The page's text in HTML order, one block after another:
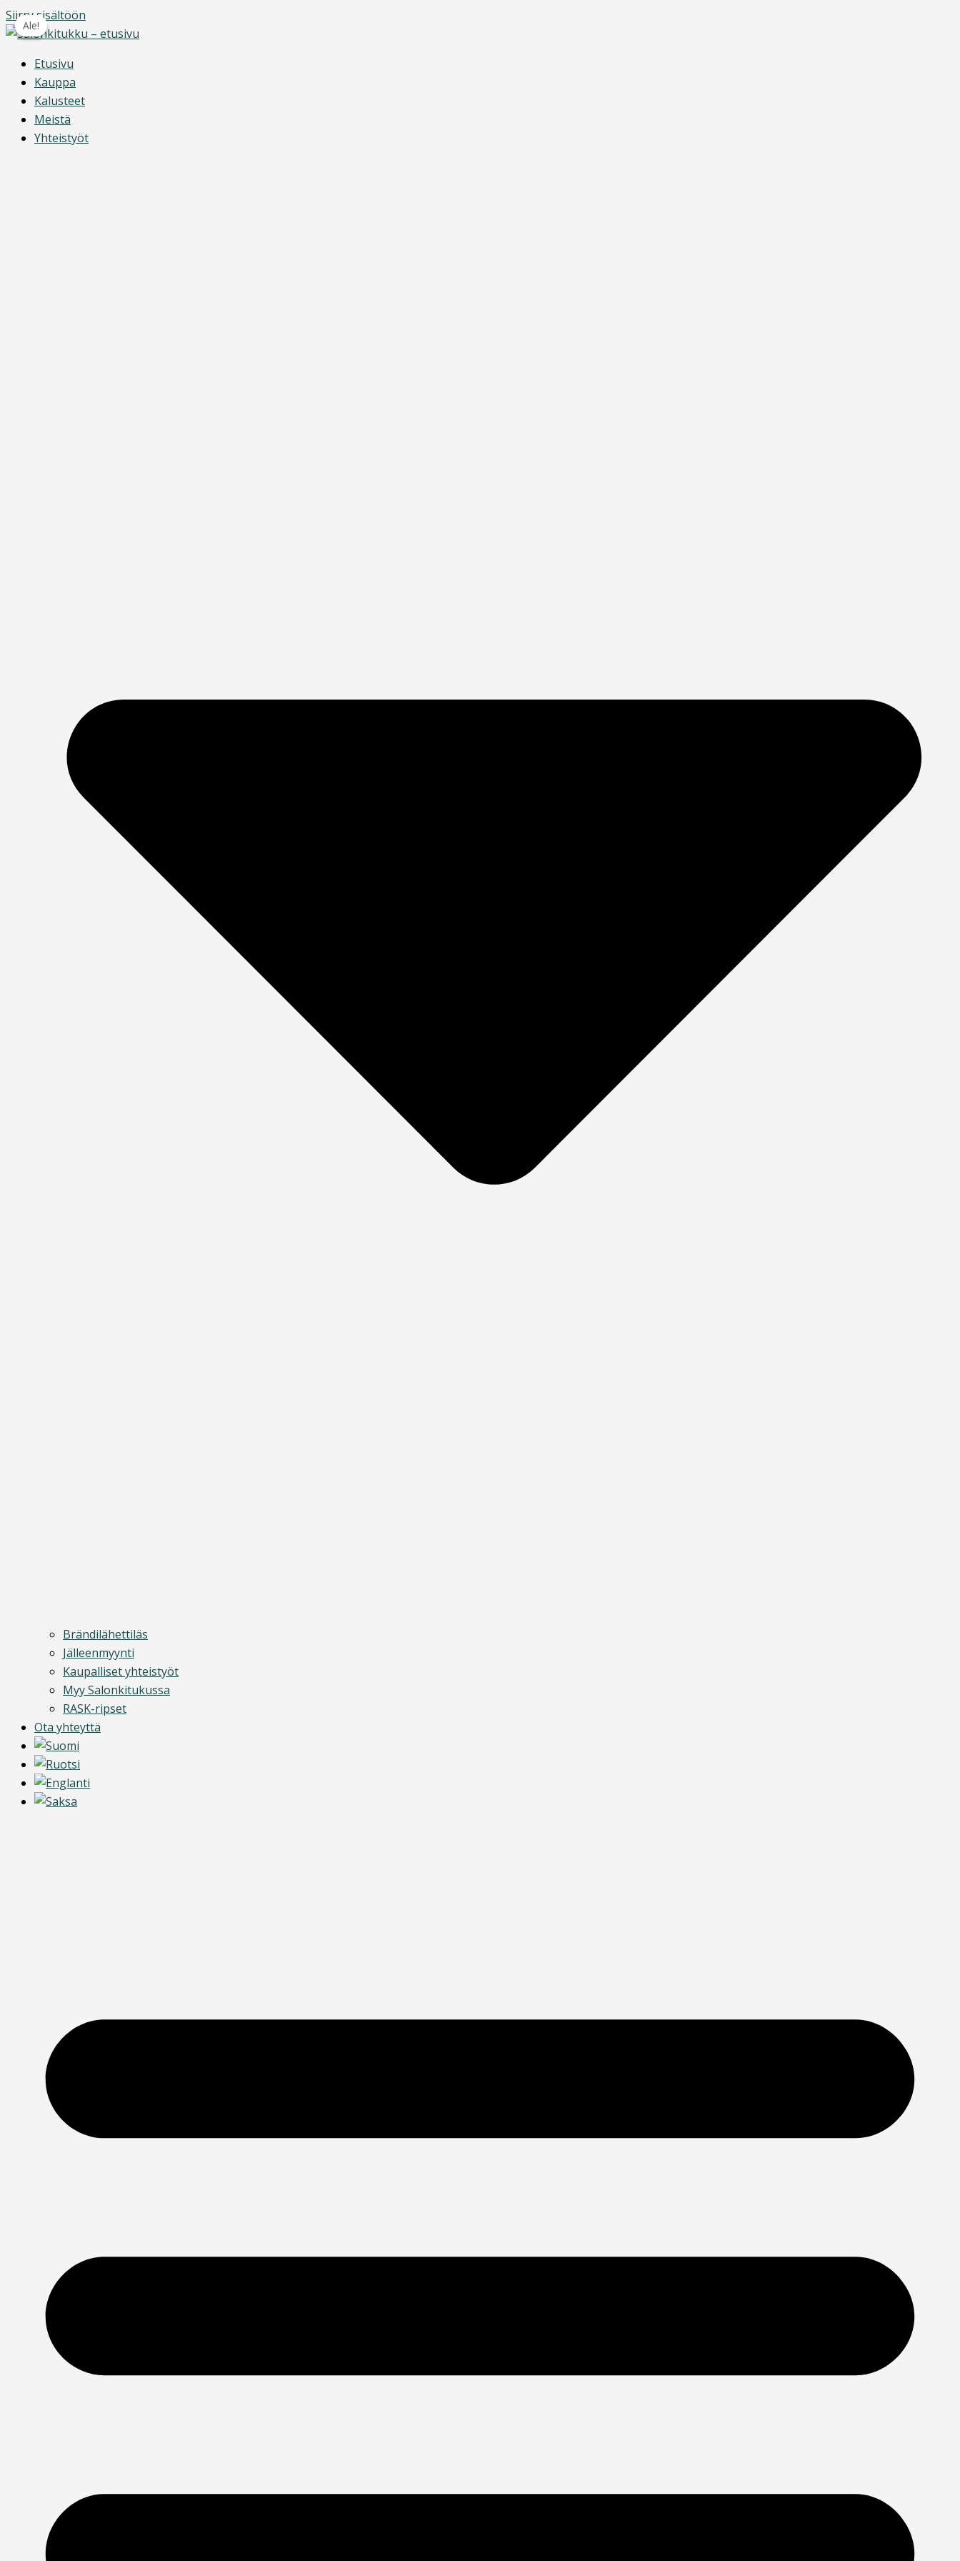
Siirry sisältöön
Etusivu
Kauppa
Kalusteet
Meistä
Yhteistyöt
Brändilähettiläs
Jälleenmyynti
Kaupalliset yhteistyöt
Myy Salonkitukussa
RASK-ripset
Ota yhteyttä
Ale!
Ale!